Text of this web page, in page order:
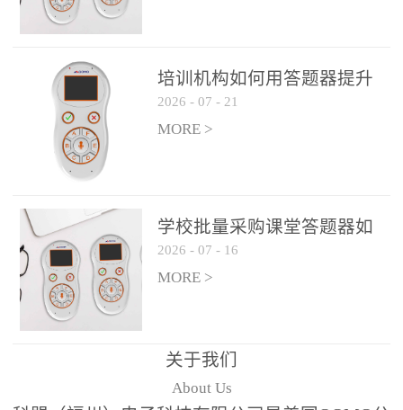
免打断课堂连贯性。无论
点讲解互动，还是课后即
时反馈，QVote 都能灵活
适配不同教学环节需求，
让教师专注于教学内容本
身，而非技术操作。多元
热情QVote 提供了丰富的
互动功能矩阵，满足不同
学科、不同教学目标的互
动需求：即时答题：支持
单选题、多选题、判断题
等基础题型，学生通过答
题器快速响应，系统实时
统计答题数据并生成可视
培训机构如何用答题器提升
学生专注度
2026 - 07 - 21
MORE >
学校批量采购课堂答题器如
何选厂家
2026 - 07 - 16
MORE >
关于我们
About Us